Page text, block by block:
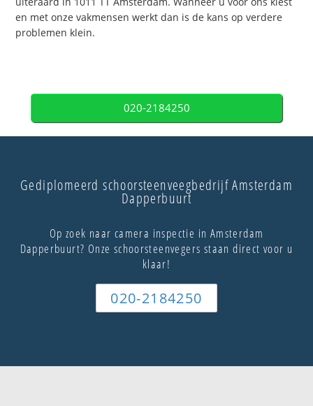
en met onze vakmensen werkt dan is de kans op verdere
problemen klein.
020-2184250
Gediplomeerd schoorsteenveegbedrijf Amsterdam
Dapperbuurt
Op zoek naar camera inspectie in Amsterdam
Dapperbuurt? Onze schoorsteenvegers staan direct voor u
klaar!
020-2184250